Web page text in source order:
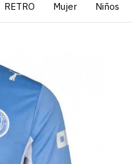
RETRO Mujer Niños